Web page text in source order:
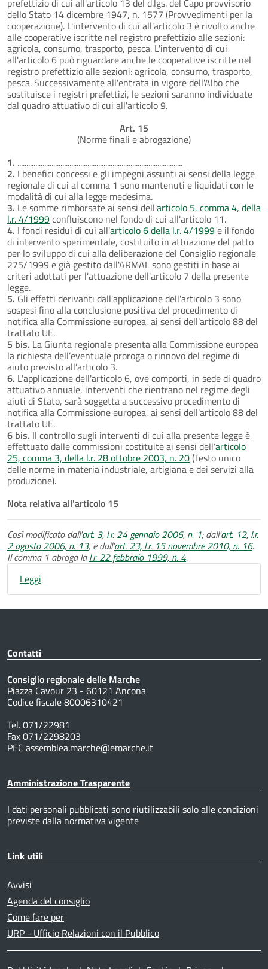
dello Stato 14 dicembre 1947, n. 1577 (Provvedimenti per la
cooperazione). L'intervento di cui all'articolo 3 è rivolto anche
alle cooperative iscritte nel registro prefettizio alle sezioni:
agricola, consumo, trasporto, pesca. L'intervento di cui
all'articolo 6 può riguardare anche le cooperative iscritte nel
registro prefettizio alle sezioni: agricola, consumo, trasporto,
pesca. Successivamente all'entrata in vigore dell'Albo che
sostituisce i registri prefettizi, le sezioni saranno individuate
dal quadro attuativo di cui all'articolo 9.
Art. 15
(Norme finali e abrogazione)
1. ............................................................................................
2. I benefici concessi e gli impegni assunti ai sensi della legge
regionale di cui al comma 1 sono mantenuti e liquidati con le
modalità di cui alla legge medesima.
3. Le somme rimborsate ai sensi dell'articolo 5, comma 4, della
l.r. 4/1999confluiscono nel fondo di cui all'articolo 11.
4. I fondi residui di cui all'articolo 6 della l.r. 4/1999e il fondo
di intervento sperimentale, costituito in attuazione del patto
per lo sviluppo di cui alla deliberazione del Consiglio regionale
275/1999 e già gestito dall'ARMAL sono gestiti in base ai
criteri adottati per l'attuazione dell'articolo 7 della presente
legge.
5. Gli effetti derivanti dall'applicazione dell'articolo 3 sono
sospesi fino alla conclusione positiva del procedimento di
notifica alla Commissione europea, ai sensi dell'articolo 88 del
trattato UE.
5 bis. La Giunta regionale presenta alla Commissione europea
la richiesta dell’eventuale proroga o rinnovo del regime di
aiuto previsto all’articolo 3.
6. L'applicazione dell'articolo 6, ove comporti, in sede di quadro
attuativo annuale, interventi che rientrano nel regime degli
aiuti di Stato, sarà soggetta a successivo procedimento di
notifica alla Commissione europea, ai sensi dell'articolo 88 del
trattato UE.
6 bis. Il controllo sugli interventi di cui alla presente legge è
effettuato dalle commissioni costituite ai sensi dell’articolo
25, comma 3, della l.r. 28 ottobre 2003, n. 20(Testo unico
delle norme in materia industriale, artigiana e dei servizi alla
produzione).
Nota relativa all'articolo 15
Così modificato dall'art. 3, l.r. 24 gennaio 2006, n. 1; dall'art. 12, l.r.
2 agosto 2006, n. 13, e dall'art. 23, l.r. 15 novembre 2010, n. 16.
Il comma 1 abroga lal.r. 22 febbraio 1999, n. 4.
Leggi
Contatti
Consiglio regionale delle Marche
Piazza Cavour 23 - 60121 Ancona
Codice fiscale 80006310421
Tel. 071/22981
Fax 071/2298203
PEC assemblea.marche@emarche.it
Amministrazione Trasparente
I dati personali pubblicati sono riutilizzabili solo alle condizioni
previste dalla normativa vigente
Link utili
Avvisi
Agenda del consiglio
Come fare per
URP - Ufficio Relazioni con il Pubblico